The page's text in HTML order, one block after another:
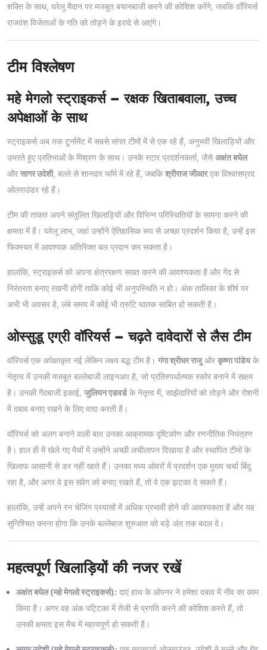
शक्ति के साथ, घरेलू मैदान पर मजबूत बयानबाजी करने की कोशिश करेंगे, जबकि वॉरियर्स
राजवंश विजेताओं के गति को तोड़ने के इरादे से आएंगे।
टीम विश्लेषण
महे मेगलो स्ट्राइकर्स – रक्षक खिताबवाला, उच्च
अपेक्षाओं के साथ
स्ट्राइकर्स अब तक टूर्नामेंट में सबसे संगत टीमों में से एक रहे हैं, अनुभवी खिलाड़ियों और
उभरते हुए प्रतिभाओं के मिश्रण के साथ। उनके स्टार प्रदर्शनकर्ता, जैसेअक्षंत बघेल
और सागर उदेशी, बल्ले से शानदार फॉर्म में रहे हैं, जबकिश्रीराज जीआरएक विश्वासप्रद
ओलराउंडर रहे हैं।
टीम की ताकत अपने संतुलित खिलाड़ियों और विभिन्न परिस्थितियों के सामना करने की
क्षमता में है। घरेलू लाभ, जहां उन्होंने ऐतिहासिक रूप से अच्छा प्रदर्शन किया है, उन्हें इस
फिक्स्चर में आवश्यक अतिरिक्त बल प्रदान कर सकता है।
हालांकि, स्ट्राइकर्स को अपना क्षेत्ररक्षण सख्त करने की आवश्यकता है और गेंद से
निरंतरता बनाए रखनी होगी ताकि कोई भी अनुपस्थिति न हो। अंक तालिका के शीर्ष पर
अभी भी अवसर है, लंबे समय में कोई भी त्रुटि घातक साबित हो सकती है।
ओस्सुडू एग्री वॉरियर्स – चढ़ते दावेदारों से लैस टीम
वॉरियर्स एक अपेक्षाकृत नई लेकिन लक्ष्य बद्ध टीम है। गंगा श्रीधर राजूऔर कृष्णा पांडेयके
नेतृत्व में उनकी मजबूत बल्लेबाजी लाइनअप है, जो प्रतिस्पर्धात्मक स्कोर बनाने में सक्षम
है। उनकी गेंदबाजी इकाई, जुलियन एडवर्डके नेतृत्व में, साझेदारियों को तोड़ने और रोशनी
में दबाव बनाए रखने के लिए वादा करती है।
वॉरियर्स को अलग बनाने वाली बात उनका आक्रामक दृष्टिकोण और रणनीतिक नियंत्रण
है। हाल ही में खेले गए मैचों में उन्होंने अच्छी लचीलापन दिखाया है और स्थापित टीमों के
खिलाफ आसानी से डर नहीं खाते हैं। उनका मध्य ओवरों में प्रदर्शन एक मुख्य चर्चा बिंदु
रहा है, और अगर वे इस संवेग को बनाए रखते हैं, तो वे एक झटका दे सकते हैं।
हालांकि, उन्हें अपने रन चेजिंग प्रयासों में अधिक प्रभावी होने की आवश्यकता है और यह
सुनिश्चित करना होगा कि उनके बल्लेबाज शुरुआत को बड़े अंत तक बदल दे।
महत्वपूर्ण खिलाड़ियों की नजर रखें
अक्षंत बघेल (महे मेगलो स्ट्राइकर्स): दाएं हाथ के ओपनर ने हमेशा दबाव में नींव का काम
किया है। अगर वह अंक पट्टिका में तेजी से प्रगति करने की कोशिश करते हैं, तो
उनकी क्षमता इस मैच में महत्वपूर्ण हो सकती है।